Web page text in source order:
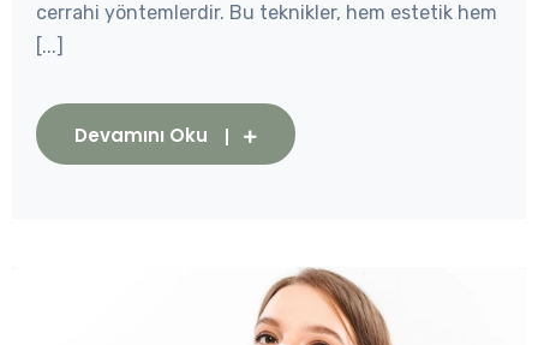
cerrahi yöntemlerdir. Bu teknikler, hem estetik hem
[...]
Devamını Oku